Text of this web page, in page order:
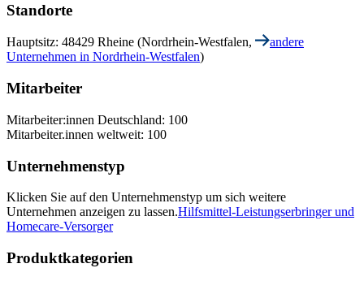
Standorte
Hauptsitz: 48429 Rheine (Nordrhein-Westfalen,
andere
Unternehmen in Nordrhein-Westfalen)
Mitarbeiter
Mitarbeiter:innen Deutschland: 100
Mitarbeiter.innen weltweit: 100
Unternehmenstyp
Klicken Sie auf den Unternehmenstyp um sich weitere
Unternehmen anzeigen zu lassen.Hilfsmittel-Leistungserbringer und
Homecare-Versorger
Produktkategorien